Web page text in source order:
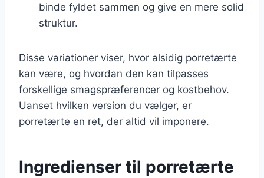
binde fyldet sammen og give en mere solid
struktur.
Disse variationer viser, hvor alsidig porretærte
kan være, og hvordan den kan tilpasses
forskellige smagspræferencer og kostbehov.
Uanset hvilken version du vælger, er
porretærte en ret, der altid vil imponere.
Ingredienser til porretærte